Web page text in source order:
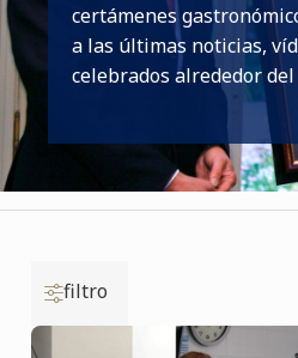
certámenes
a las últimas noticias,
celebrados alrededor del
filtro